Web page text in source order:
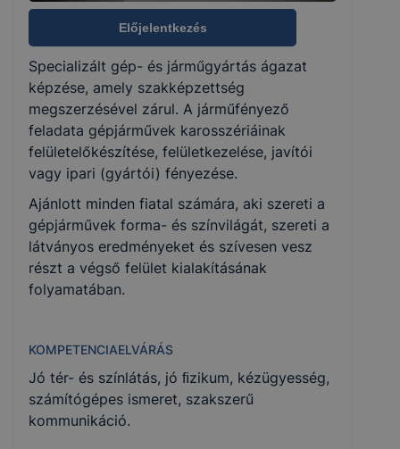
Nem válaszható
KKK/PTT
KKK letöltése (pdf)
PTT letöltése (pdf)
Okleveles technikusképzés
Nem
Előjelentkezés
Specializált gép- és járműgyártás ágazat
képzése, amely szakképzettség
megszerzésével zárul. A járműfényező
feladata gépjárművek karosszériáinak
felületelőkészítése, felületkezelése, javítói
vagy ipari (gyártói) fényezése.
Ajánlott minden fiatal számára, aki szereti a
gépjárművek forma- és színvilágát, szereti a
látványos eredményeket és szívesen vesz
részt a végső felület kialakításának
folyamatában.
KOMPETENCIAELVÁRÁS
Jó tér- és színlátás, jó ﬁzikum, kézügyesség,
számítógépes ismeret, szakszerű
kommunikáció.